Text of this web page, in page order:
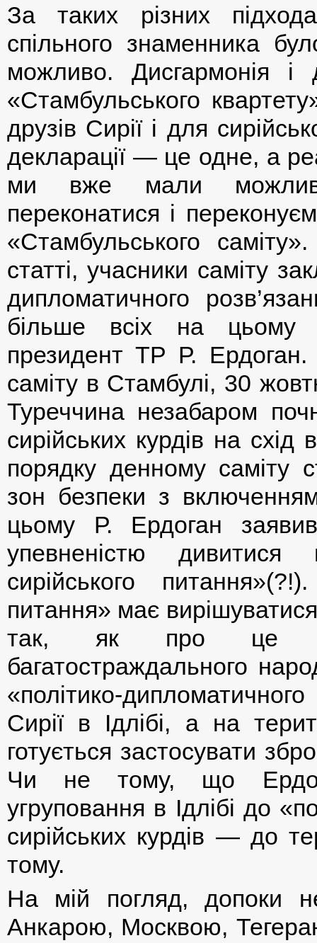
За таких різних
спільного знаменника
можливо. Дисгармонія і
«Стамбульського
друзів Сирії і для
декларації — це одне, а
ми вже мали
переконатися і
«Стамбульського
статті, учасники саміту
дипломатичного
більше всіх на цьому
президент ТР Р.
саміту в Стамбулі, 30
Туреччина незабаром
сирійських курдів на
порядку денному саміту
зон безпеки з
цьому Р. Ердоган
упевненістю
сирійського
питання» має
так, як про це
багатостраждального
«політико-
Сирії в Ідлібі, а на
готується застосувати
Чи не тому, що
угруповання в Ідлібі до
сирійських курдів — до
тому.
На мій погляд, допоки
Анкарою, Москвою,